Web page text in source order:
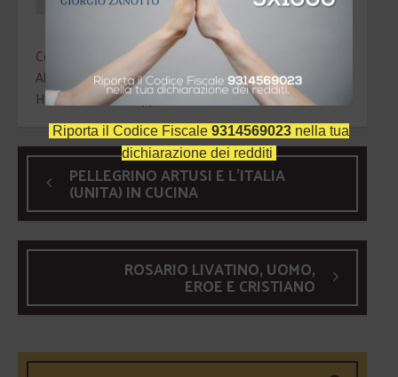
Convegni
Alessandro Beghini,Angelo Bagnasco,Doctor
Humanitatis,Giuseppe Zenti
PELLEGRINO ARTUSI E L’ITALIA
(UNITA) IN CUCINA
ROSARIO LIVATINO, UOMO,
EROE E CRISTIANO
Riporta il Codice Fiscale 9314569023 nella tua
dichiarazione dei redditi